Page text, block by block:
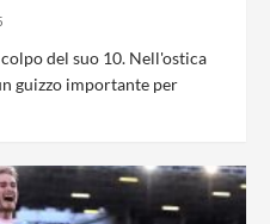
del suo 10. Nell'ostica
guizzo importante per